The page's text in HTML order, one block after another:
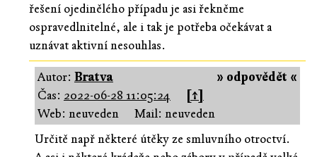
řešení ojedinělého případu je asi řekněme
ospravedlnitelné, ale i tak je potřeba očekávat a
uznávat aktivní nesouhlas.
» odpovědět «
Autor: Bratva
Čas: 2022-06-28 11:05:24
[↑]
Web: neuveden
Mail: neuveden
Určitě např některé útěky ze smluvního otroctví.